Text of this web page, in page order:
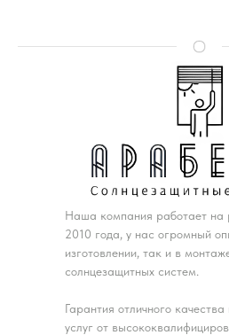
Наша компания работает на
2010 года, у нас огромный
изготовлении, так и в
солнцезащитных систем.
Гарантия отличного
услуг от